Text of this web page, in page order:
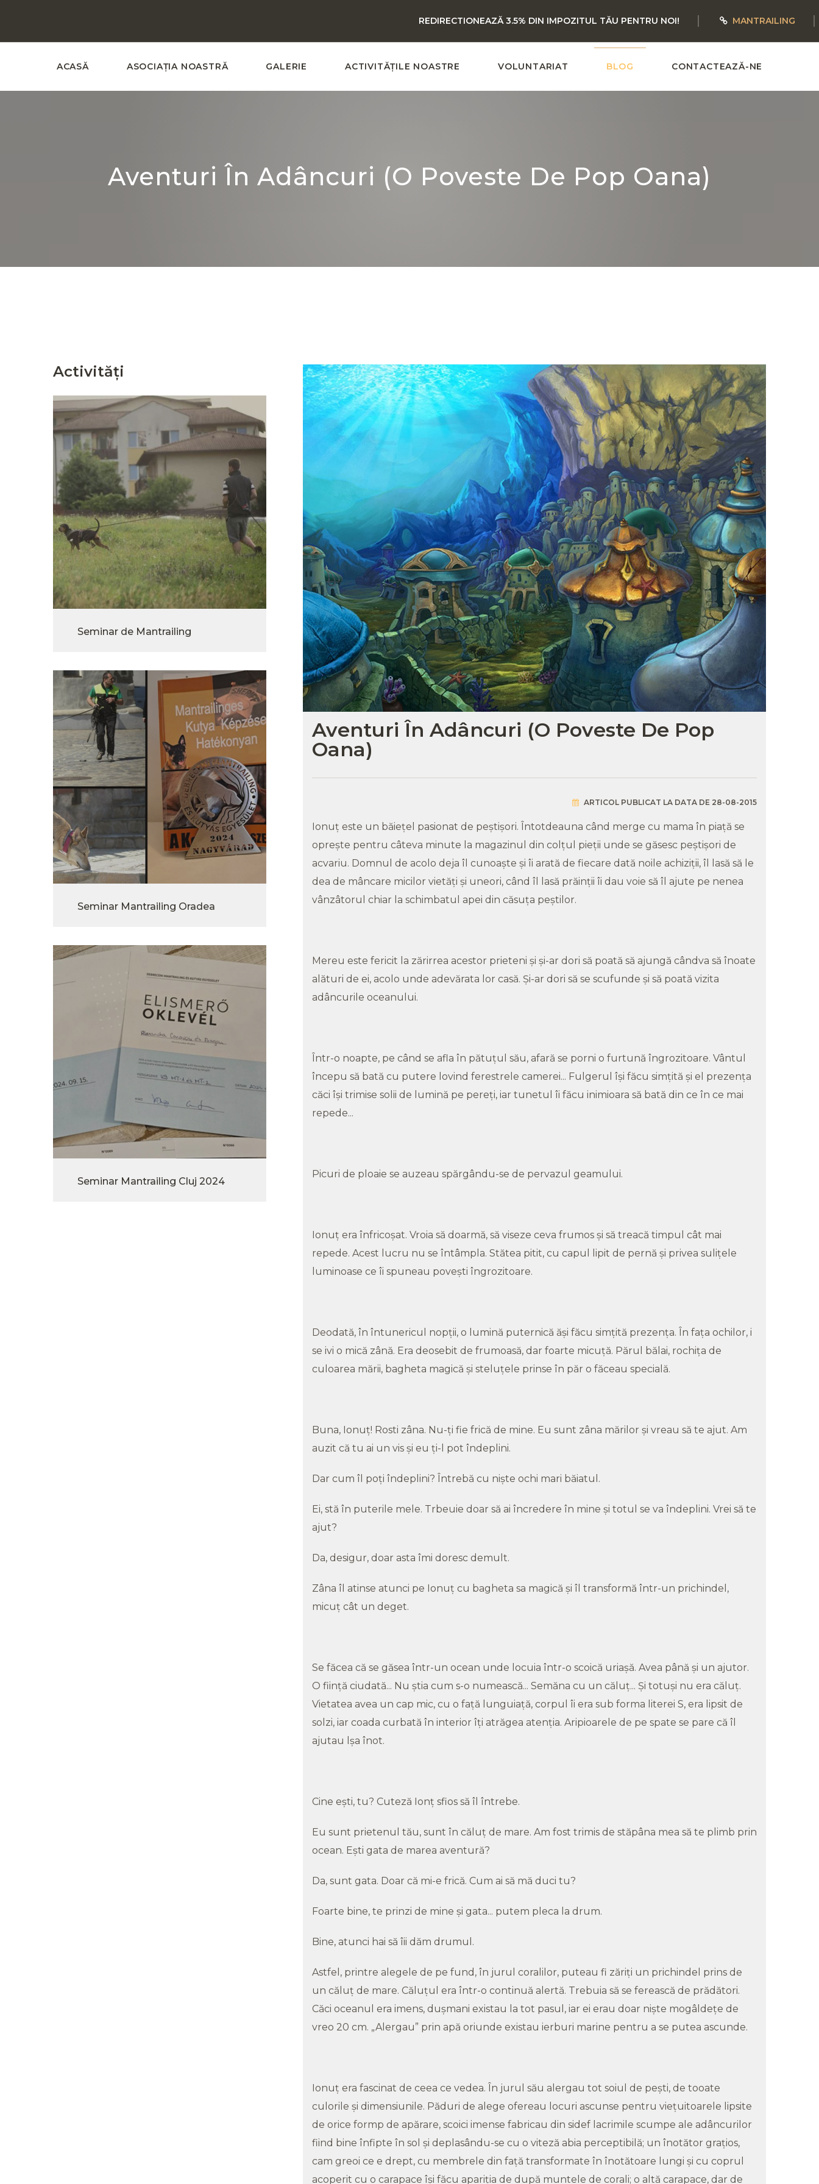
REDIRECTIONEAZĂ 3.5% DIN IMPOZITUL TĂU PENTRU NOI! MANTRAILING
ACASĂ ASOCIAȚIA NOASTRĂ GALERIE ACTIVITĂȚILE NOASTRE VOLUNTARIAT BLOG CONTACTEAZĂ-NE
Aventuri În Adâncuri (O Poveste De Pop Oana)
Aventuri În Adâncuri (O Poveste De Pop
Oana)
ARTICOL PUBLICAT LA DATA DE 28-08-2015
Ionuţ este un băieţel pasionat de peştişori. Întotdeauna când merge cu mama în piaţă se
opreşte pentru câteva minute la magazinul din colţul pieţii unde se găsesc peştişori de
acvariu. Domnul de acolo deja îl cunoaşte şi îi arată de fiecare dată noile achiziţii, îl lasă să le
dea de mâncare micilor vietăţi şi uneori, când îl lasă prăinţii îi dau voie să îl ajute pe nenea
vânzâtorul chiar la schimbatul apei din căsuţa peştilor.
Mereu este fericit la zărirrea acestor prieteni şi şi-ar dori să poată să ajungă cândva să înoate
alături de ei, acolo unde adevărata lor casă. Şi-ar dori să se scufunde şi să poată vizita
adâncurile oceanului.
Într-o noapte, pe când se afla în pătuţul său, afară se porni o furtună îngrozitoare. Vântul
începu să bată cu putere lovind ferestrele camerei... Fulgerul îşi făcu simţită şi el prezenţa
căci îşi trimise solii de lumină pe pereţi, iar tunetul îi făcu inimioara să bată din ce în ce mai
repede...
Picuri de ploaie se auzeau spărgându-se de pervazul geamului.
Ionuţ era înfricoşat. Vroia să doarmă, să viseze ceva frumos şi să treacă timpul cât mai
repede. Acest lucru nu se întâmpla. Stătea pitit, cu capul lipit de pernă şi privea suliţele
luminoase ce îi spuneau poveşti îngrozitoare.
Deodată, în întunericul nopţii, o lumină puternică ăşi făcu simţită prezenţa. În faţa ochilor, i
se ivi o mică zână. Era deosebit de frumoasă, dar foarte micuţă. Părul bălai, rochiţa de
culoarea mării, bagheta magică şi steluţele prinse în păr o făceau specială.
Buna, Ionuţ! Rosti zâna. Nu-ţi fie frică de mine. Eu sunt zâna mărilor şi vreau să te ajut. Am
auzit că tu ai un vis şi eu ţi-l pot îndeplini.
Dar cum îl poţi îndeplini? Întrebă cu nişte ochi mari băiatul.
Ei, stă în puterile mele. Trbeuie doar să ai încredere în mine şi totul se va îndeplini. Vrei să te
ajut?
Da, desigur, doar asta îmi doresc demult.
Zâna îl atinse atunci pe Ionuţ cu bagheta sa magică şi îl transformă într-un prichindel,
micuţ cât un deget.
Se făcea că se găsea într-un ocean unde locuia într-o scoică uriaşă. Avea până şi un ajutor.
O fiinţă ciudată... Nu ştia cum s-o numească... Semăna cu un căluţ... Şi totuşi nu era căluţ.
Vietatea avea un cap mic, cu o faţă lunguiaţă, corpul îi era sub forma literei S, era lipsit de
solzi, iar coada curbată în interior îţi atrăgea atenţia. Aripioarele de pe spate se pare că îl
ajutau lşa înot.
Cine eşti, tu? Cuteză Ionţ sfios să îl întrebe.
Eu sunt prietenul tău, sunt în căluţ de mare. Am fost trimis de stăpâna mea să te plimb prin
ocean. Eşti gata de marea aventură?
Da, sunt gata. Doar că mi-e frică. Cum ai să mă duci tu?
Foarte bine, te prinzi de mine şi gata... putem pleca la drum.
Bine, atunci hai să îii dăm drumul.
Astfel, printre alegele de pe fund, în jurul coralilor, puteau fi zăriţi un prichindel prins de
un căluţ de mare. Căluţul era într-o continuă alertă. Trebuia să se ferească de prădători.
Căci oceanul era imens, duşmani existau la tot pasul, iar ei erau doar nişte mogâldeţe de
vreo 20 cm. „Alergau” prin apă oriunde existau ierburi marine pentru a se putea ascunde.
Ionuţ era fascinat de ceea ce vedea. În jurul său alergau tot soiul de peşti, de tooate
culorile şi dimensiunile. Păduri de alege ofereau locuri ascunse pentru vieţuitoarele lipsite
de orice formp de apărare, scoici imense fabricau din sidef lacrimile scumpe ale adâncurilor
fiind bine înfipte în sol şi deplasându-se cu o viteză abia perceptibilă; un înotător graţios,
cam greoi ce e drept, cu membrele din faţă transformate în înotătoare lungi şi cu coprul
acoperit cu o carapace îşi făcu apariţia de după muntele de corali; o altă carapace, dar de
Activități
Seminar de Mantrailing
Seminar Mantrailing Oradea
Seminar Mantrailing Cluj 2024